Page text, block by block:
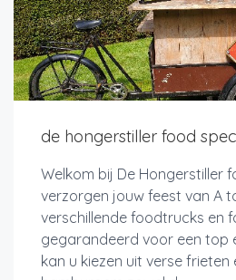
de hongerstiller food
Welkom bij De Hongerstiller
verzorgen jouw feest van A
verschillende foodtrucks en
gegarandeerd voor een top
kan u kiezen uit verse frieten